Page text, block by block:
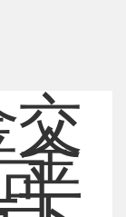
交
金